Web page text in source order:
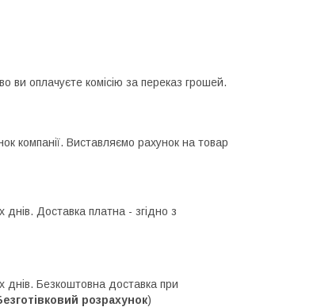
ви оплачуєте комісію за переказ грошей.
компанії. Виставляємо рахунок на товар
днів. Доставка платна - згідно з
днів. Безкоштовна доставка при
розрахунок)